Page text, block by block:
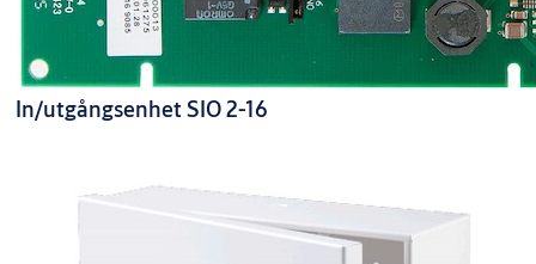
In/utgångsenhet SIO 2-16